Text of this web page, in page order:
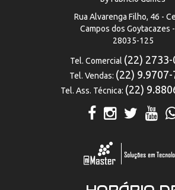
Rua Alvarenga Filho, 46 -
Campos dos Goytacazes -
28035-125
Tel. Comercial (22) 2733-
Tel. Vendas: (22)
Tel. Ass. Técnica: (22)